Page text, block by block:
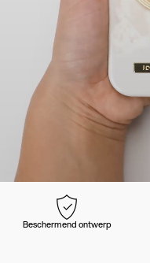
Beschermend ontwerp